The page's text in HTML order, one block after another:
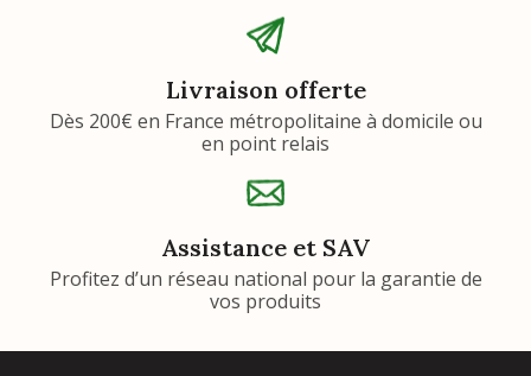
Livraison offerte
Dès 200€ en France métropolitaine à domicile ou
en point relais
Assistance et SAV
Profitez d’un réseau national pour la garantie de
vos produits